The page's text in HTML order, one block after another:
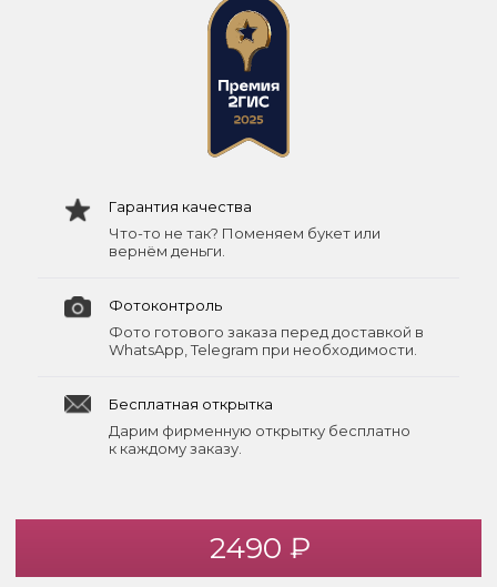
Гарантия качества
Что-то не так? Поменяем букет или
вернём деньги.
Фотоконтроль
Фото готового заказа перед доставкой в
WhatsApp, Telegram при необходимости.
Бесплатная открытка
Дарим фирменную открытку бесплатно
к каждому заказу.
2490 ₽